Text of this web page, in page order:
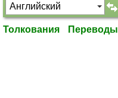
Толкования Переводы